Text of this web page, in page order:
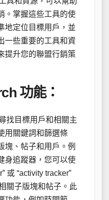
。掌握這些工具的使
地定位目標用戶，並
一些重要的工具和資
提升您的聯盟行銷策
功能：
找目標用戶和相關主
用關鍵詞和篩選條
塊、帖子和用戶。例
身追蹤器，您可以使
或 “activity tracker”
關子版塊和帖子。此